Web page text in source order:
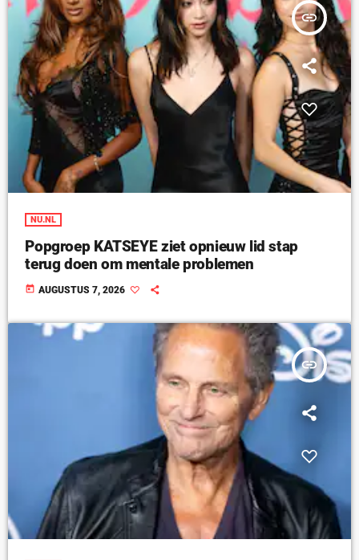
insert_link
NU.NL
Popgroep KATSEYE ziet opnieuw lid stap
terug doen om mentale problemen
today AUGUSTUS 7, 2026
insert_link